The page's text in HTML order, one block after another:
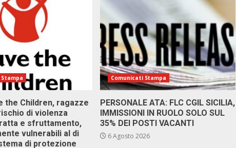
the Children, ragazze
di violenza
e sfruttamento,
vulnerabili al di
di protezione
Comunicati Stampa
PERSONALE ATA: FLC CGIL SICILIA,
IMMISSIONI IN RUOLO SOLO SUL
35% DEI POSTI VACANTI
6 Agosto 2026